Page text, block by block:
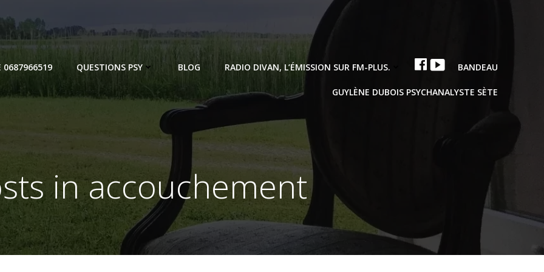
0687966519 QUESTIONS PSY BLOG RADIO DIVAN, L’ÉMISSION SUR FM-PLUS. FACEBOOK
YOUTUBEBANDEAU
GUYLÈNE DUBOIS PSYCHANALYSTE SÈTE
in accouchement